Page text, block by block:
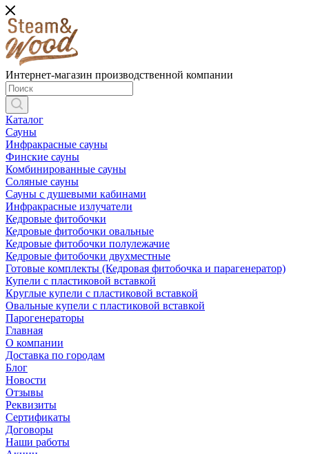
Интернет-магазин производственной компании
Каталог
Сауны
Инфракрасные сауны
Финские сауны
Комбинированные сауны
Соляные сауны
Сауны с душевыми кабинами
Инфракрасные излучатели
Кедровые фитобочки
Кедровые фитобочки овальные
Кедровые фитобочки полулежачие
Кедровые фитобочки двухместные
Готовые комплекты (Кедровая фитобочка и парагенератор)
Купели с пластиковой вставкой
Круглые купели с пластиковой вставкой
Овальные купели с пластиковой вставкой
Парогенераторы
Главная
О компании
Доставка по городам
Блог
Новости
Отзывы
Реквизиты
Сертификаты
Договоры
Наши работы